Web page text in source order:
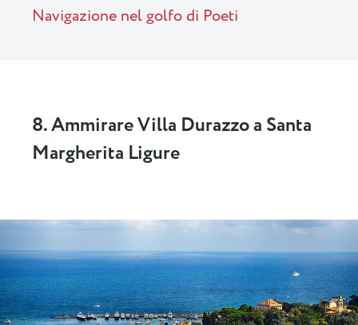
Navigazione nel golfo di Poeti
8. Ammirare Villa Durazzo a Santa
Margherita Ligure